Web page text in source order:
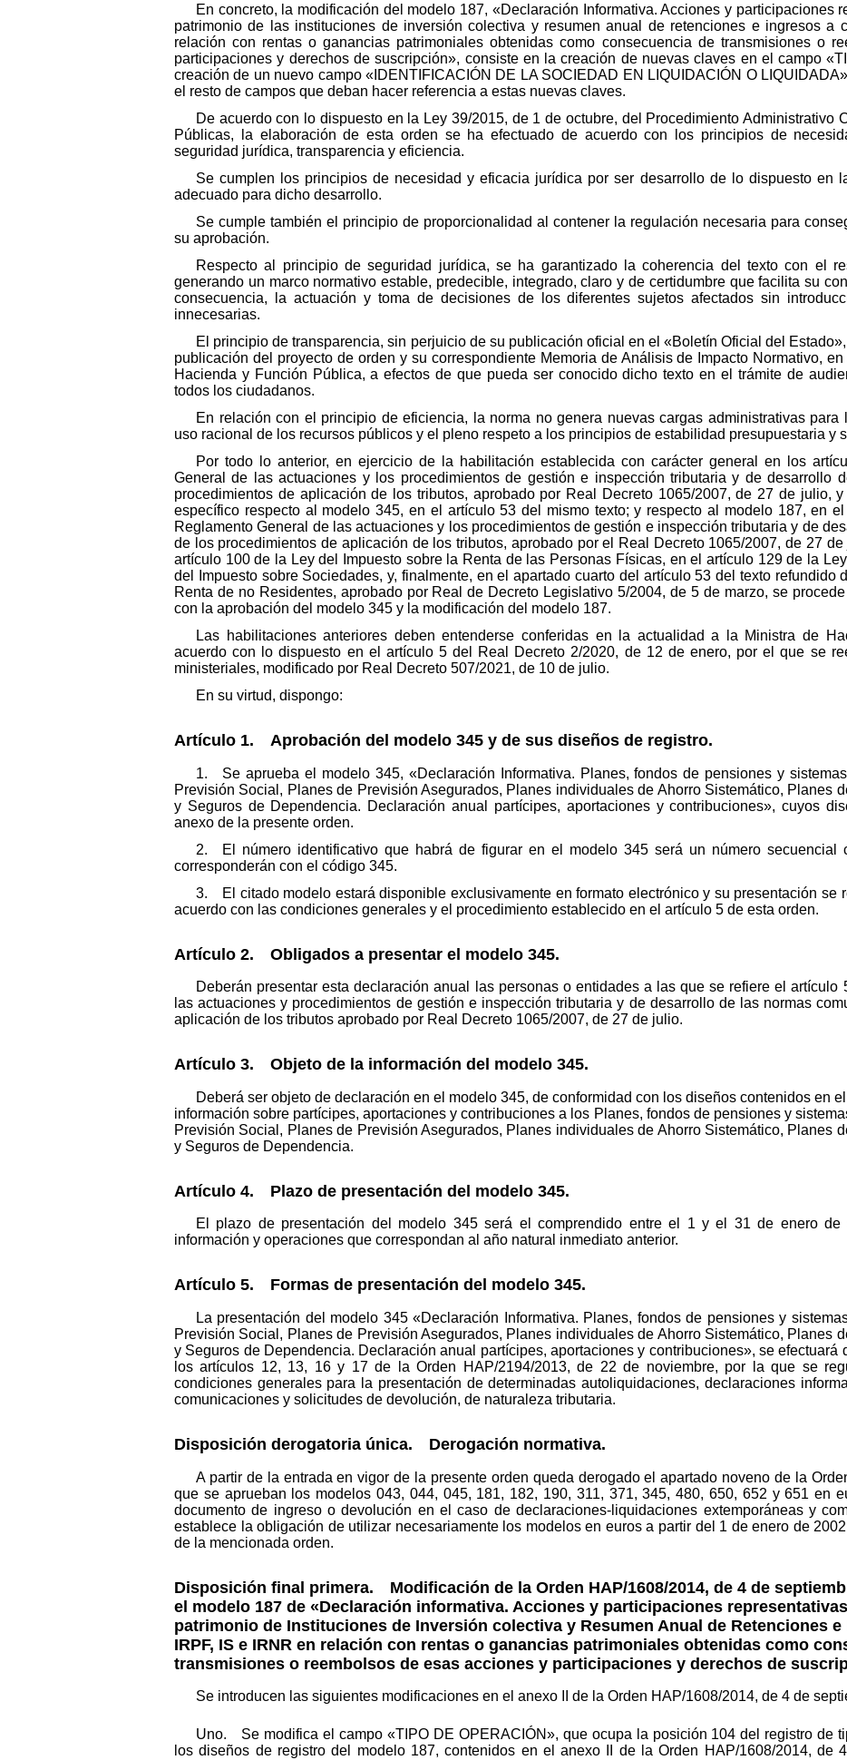
En concreto, la modificación del modelo 187, «Declaración Informativa. Acciones y participaciones
patrimonio de las instituciones de inversión colectiva y resumen anual de retenciones e ingresos a
relación con rentas o ganancias patrimoniales obtenidas como consecuencia de transmisiones o
participaciones y derechos de suscripción», consiste en la creación de nuevas claves en el campo
creación de un nuevo campo «IDENTIFICACIÓN DE LA SOCIEDAD EN LIQUIDACIÓN O
el resto de campos que deban hacer referencia a estas nuevas claves.
De acuerdo con lo dispuesto en la Ley 39/2015, de 1 de octubre, del Procedimiento Administrativo
Públicas, la elaboración de esta orden se ha efectuado de acuerdo con los principios de
seguridad jurídica, transparencia y eficiencia.
Se cumplen los principios de necesidad y eficacia jurídica por ser desarrollo de lo dispuesto en
adecuado para dicho desarrollo.
Se cumple también el principio de proporcionalidad al contener la regulación necesaria para
su aprobación.
Respecto al principio de seguridad jurídica, se ha garantizado la coherencia del texto con el
generando un marco normativo estable, predecible, integrado, claro y de certidumbre que facilita su
consecuencia, la actuación y toma de decisiones de los diferentes sujetos afectados sin
innecesarias.
El principio de transparencia, sin perjuicio de su publicación oficial en el «Boletín Oficial del
publicación del proyecto de orden y su correspondiente Memoria de Análisis de Impacto Normativo,
Hacienda y Función Pública, a efectos de que pueda ser conocido dicho texto en el trámite de
todos los ciudadanos.
En relación con el principio de eficiencia, la norma no genera nuevas cargas administrativas para
uso racional de los recursos públicos y el pleno respeto a los principios de estabilidad presupuestaria y
Por todo lo anterior, en ejercicio de la habilitación establecida con carácter general en los
General de las actuaciones y los procedimientos de gestión e inspección tributaria y de desarrollo
procedimientos de aplicación de los tributos, aprobado por Real Decreto 1065/2007, de 27 de julio,
específico respecto al modelo 345, en el artículo 53 del mismo texto; y respecto al modelo 187, en
Reglamento General de las actuaciones y los procedimientos de gestión e inspección tributaria y de
de los procedimientos de aplicación de los tributos, aprobado por el Real Decreto 1065/2007, de 27
artículo 100 de la Ley del Impuesto sobre la Renta de las Personas Físicas, en el artículo 129 de la
del Impuesto sobre Sociedades, y, finalmente, en el apartado cuarto del artículo 53 del texto refundido
Renta de no Residentes, aprobado por Real de Decreto Legislativo 5/2004, de 5 de marzo, se
con la aprobación del modelo 345 y la modificación del modelo 187.
Las habilitaciones anteriores deben entenderse conferidas en la actualidad a la Ministra de
acuerdo con lo dispuesto en el artículo 5 del Real Decreto 2/2020, de 12 de enero, por el que se
ministeriales, modificado por Real Decreto 507/2021, de 10 de julio.
En su virtud, dispongo:
Artículo 1. Aprobación del modelo 345 y de sus diseños de registro.
1. Se aprueba el modelo 345, «Declaración Informativa. Planes, fondos de pensiones y
Previsión Social, Planes de Previsión Asegurados, Planes individuales de Ahorro Sistemático, Planes
y Seguros de Dependencia. Declaración anual partícipes, aportaciones y contribuciones», cuyos
anexo de la presente orden.
2. El número identificativo que habrá de figurar en el modelo 345 será un número secuencial
corresponderán con el código 345.
3. El citado modelo estará disponible exclusivamente en formato electrónico y su presentación se
acuerdo con las condiciones generales y el procedimiento establecido en el artículo 5 de esta orden.
Artículo 2. Obligados a presentar el modelo 345.
Deberán presentar esta declaración anual las personas o entidades a las que se refiere el artículo
las actuaciones y procedimientos de gestión e inspección tributaria y de desarrollo de las normas
aplicación de los tributos aprobado por Real Decreto 1065/2007, de 27 de julio.
Artículo 3. Objeto de la información del modelo 345.
Deberá ser objeto de declaración en el modelo 345, de conformidad con los diseños contenidos en
información sobre partícipes, aportaciones y contribuciones a los Planes, fondos de pensiones y
Previsión Social, Planes de Previsión Asegurados, Planes individuales de Ahorro Sistemático, Planes
y Seguros de Dependencia.
Artículo 4. Plazo de presentación del modelo 345.
El plazo de presentación del modelo 345 será el comprendido entre el 1 y el 31 de enero
información y operaciones que correspondan al año natural inmediato anterior.
Artículo 5. Formas de presentación del modelo 345.
La presentación del modelo 345 «Declaración Informativa. Planes, fondos de pensiones y
Previsión Social, Planes de Previsión Asegurados, Planes individuales de Ahorro Sistemático, Planes
y Seguros de Dependencia. Declaración anual partícipes, aportaciones y contribuciones», se efectuará
los artículos 12, 13, 16 y 17 de la Orden HAP/2194/2013, de 22 de noviembre, por la que se
condiciones generales para la presentación de determinadas autoliquidaciones, declaraciones
comunicaciones y solicitudes de devolución, de naturaleza tributaria.
Disposición derogatoria única. Derogación normativa.
A partir de la entrada en vigor de la presente orden queda derogado el apartado noveno de la
que se aprueban los modelos 043, 044, 045, 181, 182, 190, 311, 371, 345, 480, 650, 652 y 651 en
documento de ingreso o devolución en el caso de declaraciones-liquidaciones extemporáneas y
establece la obligación de utilizar necesariamente los modelos en euros a partir del 1 de enero de
de la mencionada orden.
Disposición final primera. Modificación de la Orden HAP/1608/2014, de 4 de
el modelo 187 de «Declaración informativa. Acciones y participaciones
patrimonio de Instituciones de Inversión colectiva y Resumen Anual de Retenciones
IRPF, IS e IRNR en relación con rentas o ganancias patrimoniales obtenidas como
transmisiones o reembolsos de esas acciones y participaciones y derechos de
Se introducen las siguientes modificaciones en el anexo II de la Orden HAP/1608/2014, de 4 de
Uno. Se modifica el campo «TIPO DE OPERACIÓN», que ocupa la posición 104 del registro de
los diseños de registro del modelo 187, contenidos en el anexo II de la Orden HAP/1608/2014, de